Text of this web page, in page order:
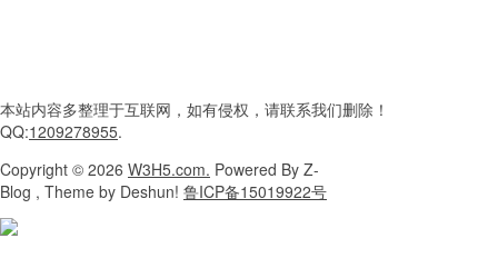
本站内容多整理于互联网， 如有侵权，请联系我们删除！
QQ:1209278955.
Copyright © 2026 W3H5.com. Powered By Z-
Blog , Theme by Deshun! 鲁ICP备15019922号